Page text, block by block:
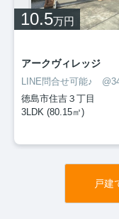
10.5万円
アークヴィレッジ
徳島市住吉３丁目
3LDK (80.15㎡)
戸建